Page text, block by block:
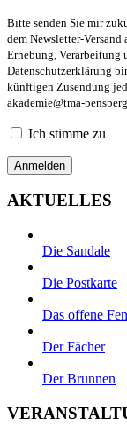
Bitte senden Sie mir
dem Newsletter-
Erhebung, Verarbeitung
Datenschutzerklärung
künftigen Zusendung
akademie@tma-
Ich stimme zu
AKTUELLES
Die Sandale
Die Postkarte
Das offene
Der Fächer
Der Brunnen